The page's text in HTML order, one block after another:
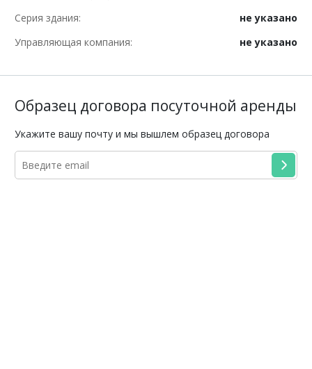
Серия здания:
не указано
Управляющая компания:
не указано
Образец договора посуточной аренды
Укажите вашу почту и мы вышлем образец договора